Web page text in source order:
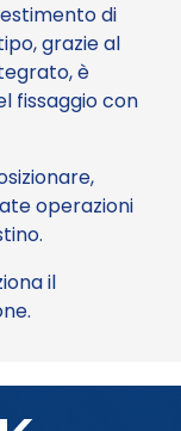
di
grazie al
è
fissaggio con
operazioni
il